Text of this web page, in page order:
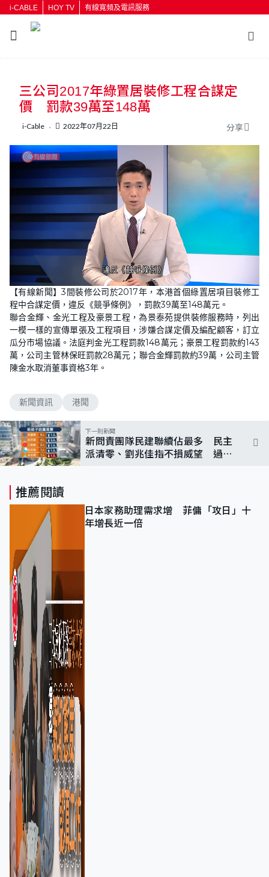
i-CABLE HOY TV 有線寬頻及電訊服務
按輸入鍵開始搜尋
三公司2017年綠置居裝修工程合謀定
價 罰款39萬至148萬
i-Cable 2022年07月22日 分享
n
m
u
t
e
o
a
d
e
d
:
1
0
0
.
0
【有線新聞】3間裝修公司於2017年，本港首個綠置居項目裝修工
程中合謀定價，違反《競爭條例》，罰款39萬至148萬元。
聯合金輝、金光工程及豪景工程，為景泰苑提供裝修服務時，列出
一模一樣的宣傳單張及工程項目，涉嫌合謀定價及編配顧客，訂立
瓜分市場協議。法庭判金光工程罰款148萬元；豪景工程罰款約143
萬，公司主管林保旺罰款28萬元；聯合金輝罰款約39萬，公司主管
陳金水取消董事資格3年。
新聞資訊 港聞
下一則新聞
新問責團隊民建聯續佔最多 民主
派清零、劉兆佳指不損威望 過半
推薦閱讀
日本家務助理需求增 菲傭「攻日」十
年增長近一倍